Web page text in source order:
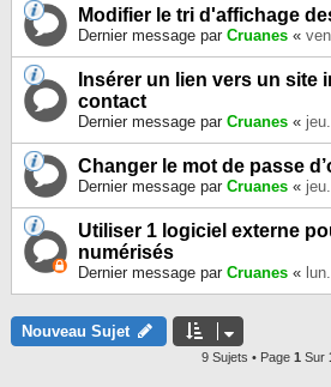
Modifier le tri d'affichage
Dernier message par Cruanes «
Insérer un lien vers un site
contact
Dernier message par Cruanes «
Changer le mot de passe
Dernier message par Cruanes «
Utiliser 1 logiciel externe
numérisés
Dernier message par Cruanes «
Nouveau Sujet
9 Sujets • Page 1 Sur